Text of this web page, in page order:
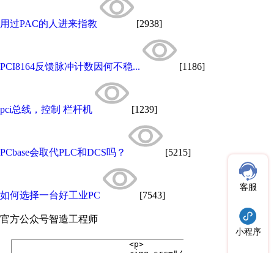
用过PAC的人进来指教 [2938]
PCI8164反馈脉冲计数因何不稳... [1186]
pci总线，控制 栏杆机 [1239]
PCbase会取代PLC和DCS吗？ [5215]
如何选择一台好工业PC [7543]
官方公众号智造工程师
客服
小程序